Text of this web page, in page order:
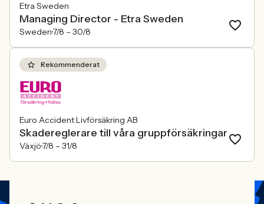
Etra Sweden
Managing Director - Etra Sweden
Sweden7/8 – 30/8
Rekommenderat
Euro Accident Livförsäkring AB
Skadereglerare till våra gruppförsäkringar
Växjö7/8 – 31/8